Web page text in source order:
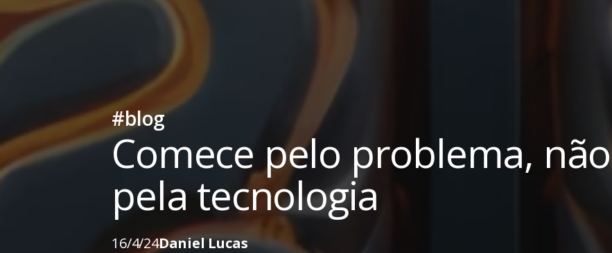
#blog
Comece pelo problema, não
pela tecnologia
16/4/24Daniel Lucas